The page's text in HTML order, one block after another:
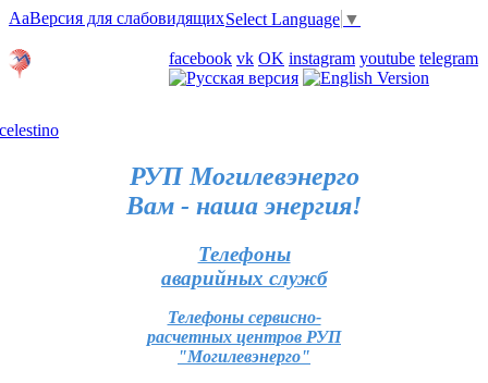
AaВерсия для слабовидящихSelect Language ▼
facebook vk OK instagram youtube telegram
РУП Могилевэнерго
Вам - наша энергия!
Телефоны
аварийных служб
Телефоны сервисно-
расчетных центров РУП
"Могилевэнерго"